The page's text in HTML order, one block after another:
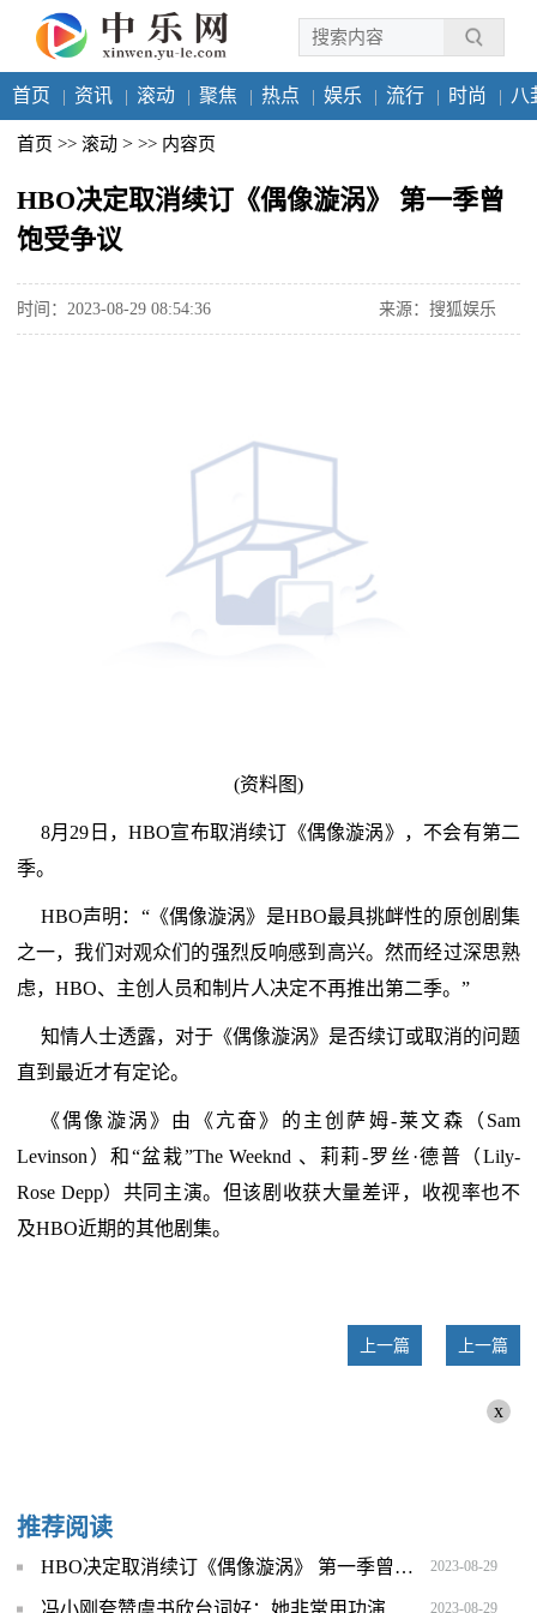
首页 资讯 滚动 聚焦 热点 娱乐 流行 时尚 八
首页 >> 滚动 > >> 内容页
HBO决定取消续订《偶像漩涡》 第一季曾
饱受争议
时间：2023-08-29 08:54:36 来源：搜狐娱乐
(资料图)
8月29日，HBO宣布取消续订《偶像漩涡》，不会有第二
季。
HBO声明：“《偶像漩涡》是HBO最具挑衅性的原创剧集
之一，我们对观众们的强烈反响感到高兴。然而经过深思熟
虑，HBO、主创人员和制片人决定不再推出第二季。”
知情人士透露，对于《偶像漩涡》是否续订或取消的问题
直到最近才有定论。
《偶像漩涡》由《亢奋》的主创萨姆-莱文森（Sam
Levinson）和“盆栽”The Weeknd 、莉莉-罗丝·德普（Lily-
Rose Depp）共同主演。但该剧收获大量差评，收视率也不
及HBO近期的其他剧集。
上一篇 上一篇
x
推荐阅读
HBO决定取消续订《偶像漩涡》 第一季曾饱受争议 2023-08-29
2023-08-29